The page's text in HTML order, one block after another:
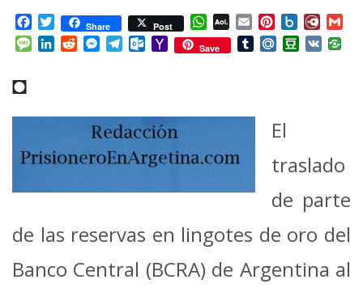
Facebook
TwitterShare Post WhatsApp
AOL
Mail
Email Pinterest
Box.net
Message
LinkedIn
RedditMessenger
Telegram
Outlook.com
Yahoo
Mail
Save TumblrMail.RuDouban
VK
◘
El
traslado
de parte
de las reservas en lingotes de oro del
Banco Central (BCRA) de Argentina al